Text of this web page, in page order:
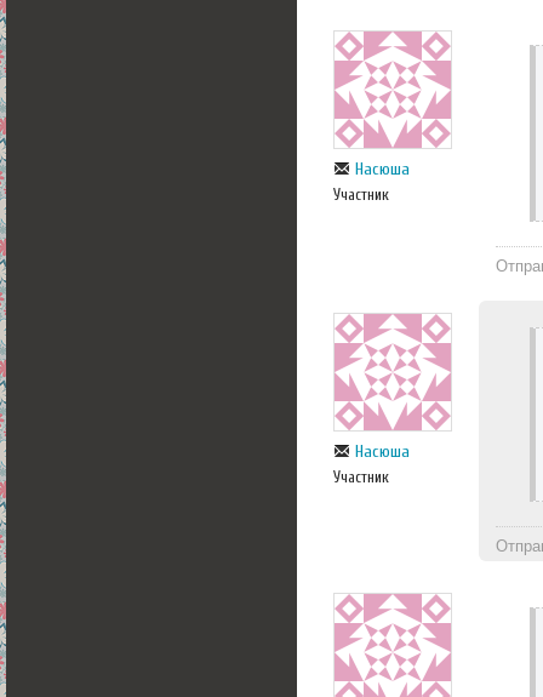
Насюша
Участник
Насюша
Участник